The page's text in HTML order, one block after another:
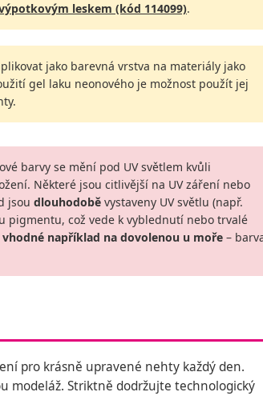
leskem (kód 114099).
jako barevná vrstva na materiály jako
gel laku neonového je možnost použít jej
barvy se mění pod UV světlem kvůli
Některé jsou citlivější na UV záření nebo
jsou dlouhodobě vystaveny UV světlu (např.
pigmentu, což vede k vyblednutí nebo trvalé
vhodné například na dovolenou u moře –
pro krásně upravené nehty každý den.
modeláž. Striktně dodržujte technologický